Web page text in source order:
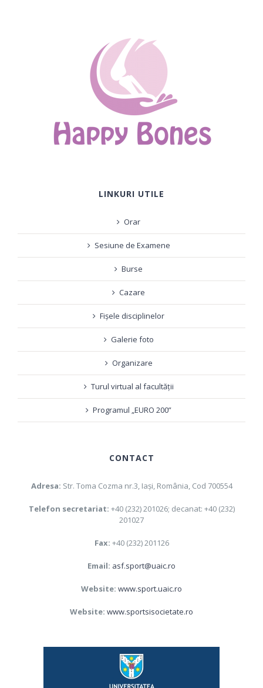
LINKURI UTILE
Orar
Sesiune de Examene
Burse
Cazare
Fișele disciplinelor
Galerie foto
Organizare
Turul virtual al facultății
Programul „EURO 200”
CONTACT
Adresa: Str. Toma Cozma nr.3, Iaşi, România, Cod 700554
Telefon secretariat: +40 (232) 201026; decanat: +40 (232)
201027
Fax: +40 (232) 201126
Email: asf.sport@uaic.ro
Website: www.sport.uaic.ro
Website: www.sportsisocietate.ro